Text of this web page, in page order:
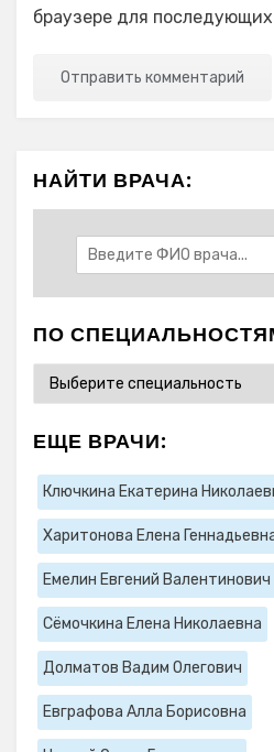
браузере для
НАЙТИ ВРАЧА:
ПО
ЕЩЕ ВРАЧИ:
Ключкина Екатерина
Харитонова Елена
Емелин Евгений Валентинович
Сёмочкина Елена Николаевна
Долматов Вадим Олегович
Евграфова Алла Борисовна